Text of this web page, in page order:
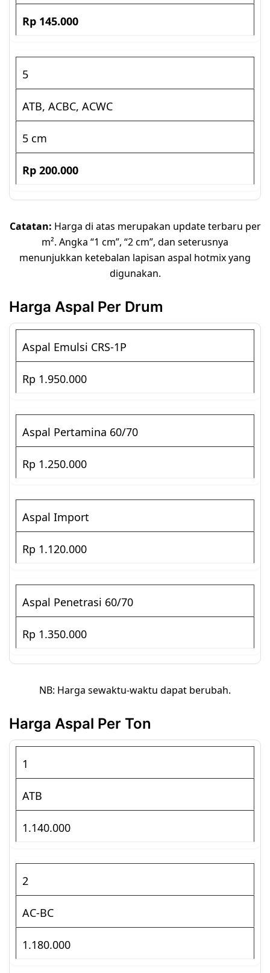
Rp 145.000
5
ATB, ACBC, ACWC
5 cm
Rp 200.000
Catatan: Harga di atas merupakan update terbaru per
m². Angka “1 cm”, “2 cm”, dan seterusnya
menunjukkan ketebalan lapisan aspal hotmix yang
digunakan.
Harga Aspal Per Drum
Aspal Emulsi CRS-1P
Rp 1.950.000
Aspal Pertamina 60/70
Rp 1.250.000
Aspal Import
Rp 1.120.000
Aspal Penetrasi 60/70
Rp 1.350.000
NB: Harga sewaktu-waktu dapat berubah.
Harga Aspal Per Ton
1
ATB
1.140.000
2
AC-BC
1.180.000